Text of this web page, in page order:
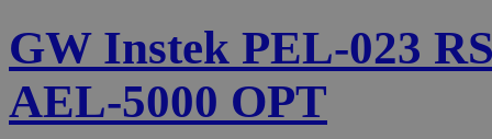
GW Instek PEL-023
AEL-5000 OPT